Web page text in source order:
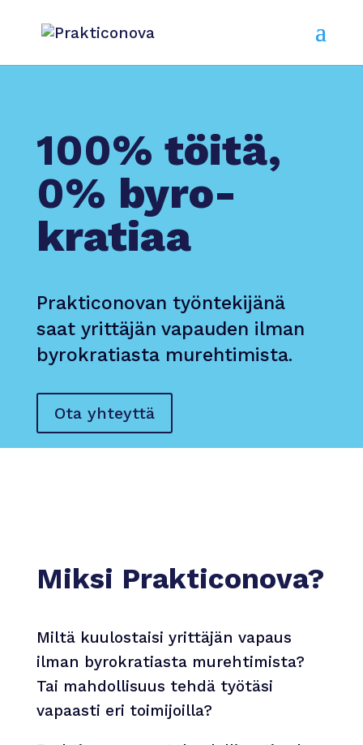
100% töitä,
0% byro­
kratiaa
Prakticonovan työntekijänä
saat yrittäjän vapauden ilman
byrokratiasta murehtimista.
Ota yhteyttä
Miksi Prakticonova?
Miltä kuulostaisi yrittäjän vapaus
ilman byrokratiasta murehtimista?
Tai mahdollisuus tehdä työtäsi
vapaasti eri toimijoilla?